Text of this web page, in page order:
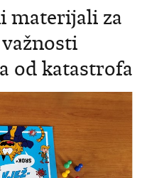
materijali za
od katastrofa